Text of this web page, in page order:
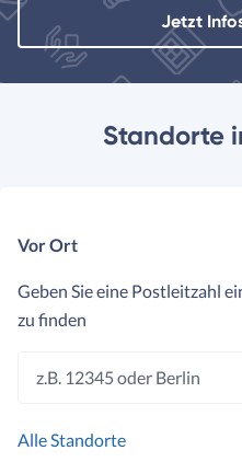
Jetzt
Standorte
Vor Ort
Geben Sie eine Postleitzahl
zu finden
z.B. 12345 oder Berlin
Alle Standorte